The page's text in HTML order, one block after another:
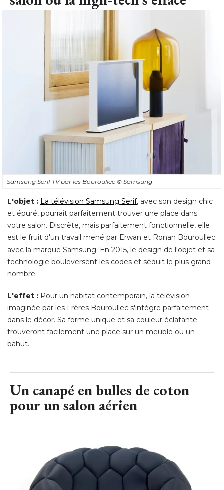
Samsung Serif TV par les Bouroullec © Samsung
L'objet : La télévision Samsung Serif, avec son design chic
et épuré, pourrait parfaitement trouver une place dans
votre salon. Discrète, mais parfaitement fonctionnelle, elle
est le fruit d'un travail mené par Erwan et Ronan Bouroullec
avec la marque Samsung. En 2015, le design de l'objet et sa
technologie bouleversent les codes et séduit le plus grand
nombre.
L'effet : Pour un habitat contemporain, la télévision
imaginée par les Frères Bouroullec s'intègre parfaitement
dans le décor. Sa forme unique et sa couleur éclatante
trouveront facilement une place sur un meuble ou un
bahut.
Un canapé en bulles de coton
pour un salon aérien